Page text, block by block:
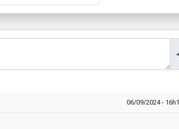
06/09/2024 -